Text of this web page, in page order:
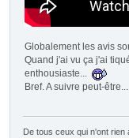
Globalement les avis
Quand j'ai vu ça j'ai
enthousiaste...
Bref. A suivre peut-être...
De tous ceux qui n'ont